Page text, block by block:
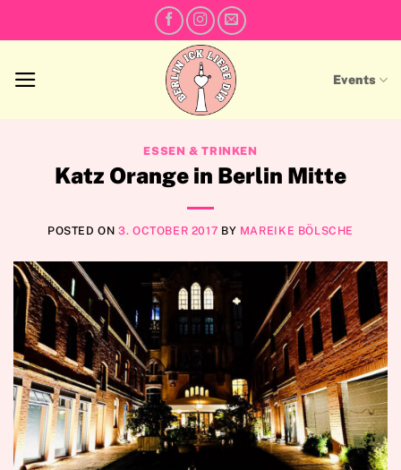
to
Events
ESSEN & TRINKEN
Katz Orange in Berlin Mitte
POSTED ON3. OCTOBER 2017 BY MAREIKE BÖLSCHE